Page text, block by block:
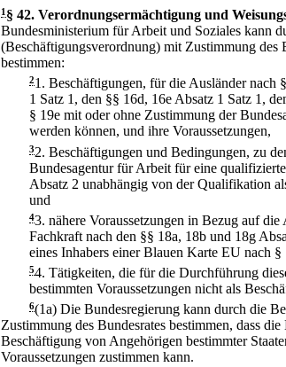
1 § 42. Verordnungsermächtigung und
Bundesministerium für Arbeit und Soziales kann
(Beschäftigungsverordnung) mit Zustimmung des
bestimmen:
21. Beschäftigungen, für die Ausländer nach
1 Satz 1, den §§ 16d, 16e Absatz 1 Satz 1,
§ 19e mit oder ohne Zustimmung der
werden können, und ihre Voraussetzungen,
32. Beschäftigungen und Bedingungen, zu
Bundesagentur für Arbeit für eine
Absatz 2 unabhängig von der Qualifikation
und
43. nähere Voraussetzungen in Bezug auf
Fachkraft nach den §§ 18a, 18b und 18g
eines Inhabers einer Blauen Karte EU nach §
54. Tätigkeiten, die für die Durchführung
bestimmten Voraussetzungen nicht als
6(1a) Die Bundesregierung kann durch die
Zustimmung des Bundesrates bestimmen, dass
Beschäftigung von Angehörigen bestimmter
Voraussetzungen zustimmen kann.